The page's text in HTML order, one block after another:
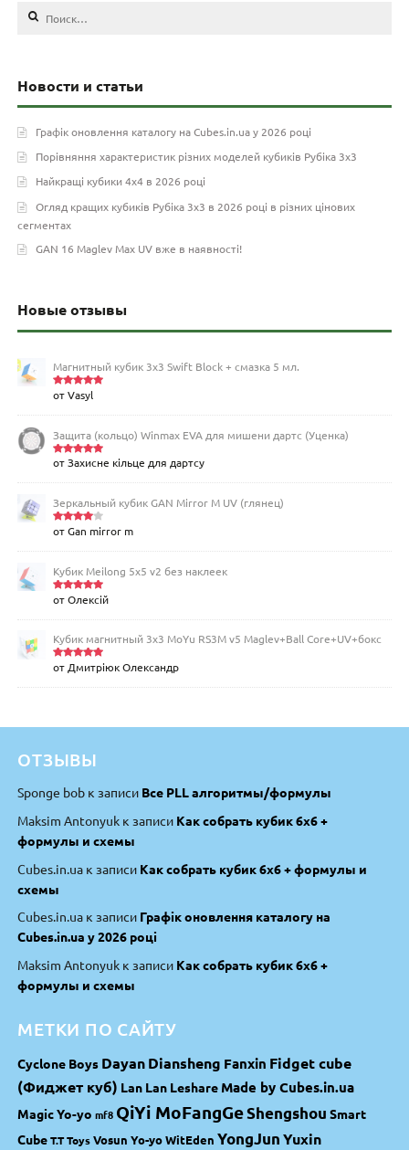
Найти:
Новости и статьи
Графік оновлення каталогу на Cubes.in.ua у 2026 році
Порівняння характеристик різних моделей кубиків Рубіка 3х3
Найкращі кубики 4х4 в 2026 році
Огляд кращих кубиків Рубіка 3х3 в 2026 році в різних цінових
сегментах
GAN 16 Maglev Max UV вже в наявності!
Новые отзывы
Магнитный кубик 3х3 Swift Block + смазка 5 мл.
Оценка
от Vasyl
Защита (кольцо) Winmax EVA для мишени дартс (Уценка)
Оценка5
от Захисне кільце для дартсу
Зеркальный кубик GAN Mirror M UV (глянец)
Оценка
от Gan mirror m
Кубик Meilong 5x5 v2 без наклеек
Оценка5
от Олексій
Кубик магнитный 3х3 MoYu RS3M v5 Maglev+Ball Core+UV+бокс
Оценка5
от Дмитріюк Олександр
ОТЗЫВЫ
Sponge bob к записи Все PLL алгоритмы/формулы
Maksim Antonyuk к записи Как собрать кубик 6х6 +
формулы и схемы
Cubes.in.ua к записи Как собрать кубик 6х6 + формулы и
схемы
Cubes.in.ua к записи Графік оновлення каталогу на
Cubes.in.ua у 2026 році
Maksim Antonyuk к записи Как собрать кубик 6х6 +
формулы и схемы
МЕТКИ ПО САЙТУ
Cyclone Boys DayanDiansheng Fanxin Fidget cube
(Фиджет куб) Lan Lan Leshare Made by Cubes.in.ua
Magic Yo-yo mf8 QiYi MoFangGeShengshou Smart
Cube T.T Toys Vosun Yo-yoWitEden YongJun Yuxin